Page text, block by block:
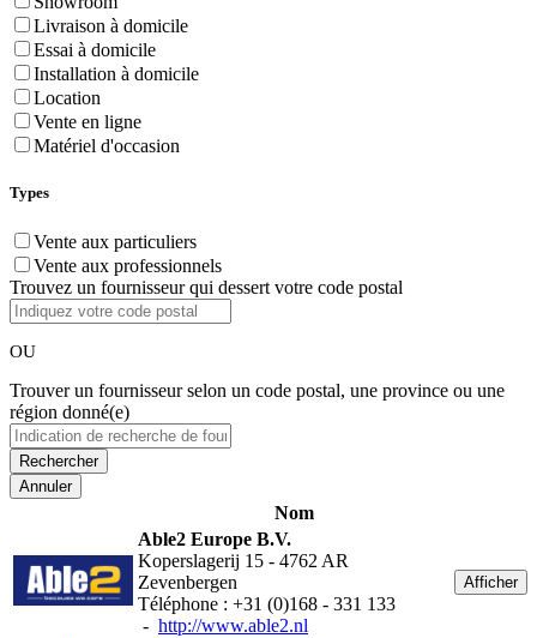
Livraison à domicile
Essai à domicile
Installation à domicile
Location
Vente en ligne
Matériel d'occasion
Types
Vente aux particuliers
Vente aux professionnels
Trouvez un fournisseur qui dessert votre code postal
OU
Trouver un fournisseur selon un code postal, une province ou une
région donné(e)
Annuler
Nom
Able2 Europe B.V.
Koperslagerij 15 - 4762 AR
Zevenbergen
Téléphone : +31 (0)168 - 331 133
- http://www.able2.nl
Afficher